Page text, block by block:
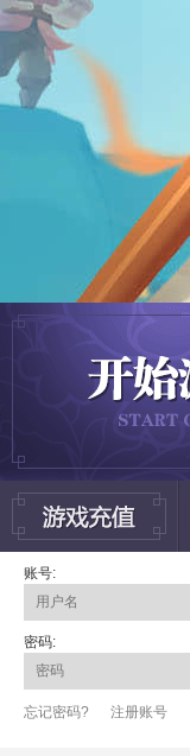
账号:
密码:
忘记密码? 注册账号